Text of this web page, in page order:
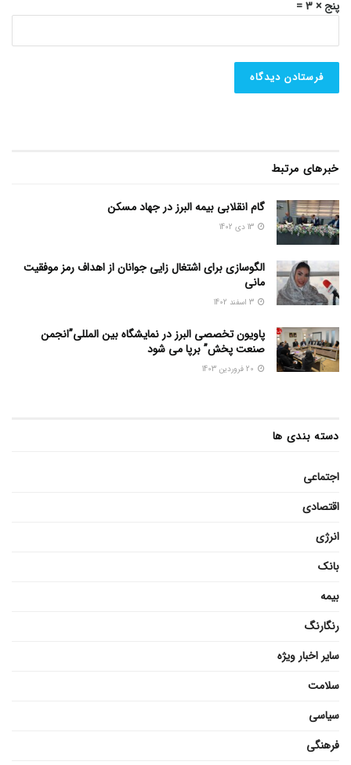
پنج × 3 =
خبرهای مرتبط
گام انقلابی بیمه البرز در جهاد مسکن
الگوسازی برای اشتغال زایی جوانان از اهداف رمز موفقیت
مانی
پاویون تخصصی البرز در نمایشگاه بین المللی”انجمن
صنعت پخش” برپا می شود
دسته بندی ها
اجتماعی
اقتصادی
انرژی
بانک
بیمه
رنگارنگ
سایر اخبار ویژه
سلامت
سیاسی
فرهنگی